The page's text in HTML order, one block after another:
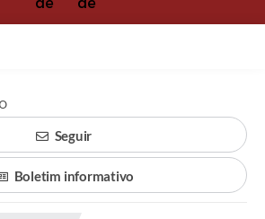
Seguir
Boletim informativo